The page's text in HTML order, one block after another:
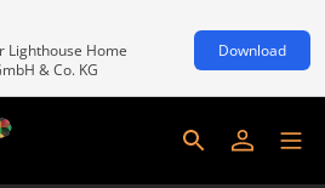
Lighthouse Home
& Co. KG
Download